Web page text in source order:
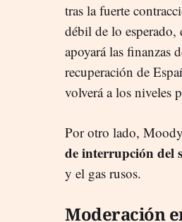
tras la fuerte
débil de lo
apoyará las finanzas
recuperación de
volverá a los niveles
Por otro lado,
de interrupción del
y el gas rusos.
Moderación